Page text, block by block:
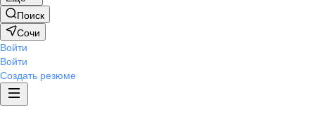
Поиск
Сочи
Войти
Войти
Создать резюме